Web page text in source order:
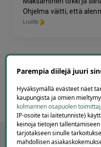
Ohjelma väitti, että
Lisätty
6
Parempia diilejä juuri
Hyväksymällä evästeet näet
kaupungista ja omien
kolmannen osapuolen
IP-osoite tai laitetunniste)
keinoja tietojen
tarjotakseen sinulle
mahdollisen